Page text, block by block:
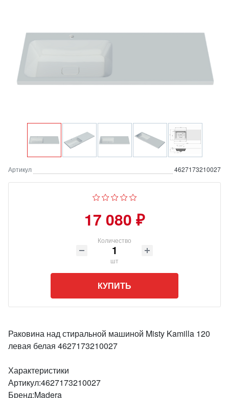
Артикул 4627173210027
17 080 ₽
Количество
шт
КУПИТЬ
Раковина над стиральной машиной Misty Kamilla 120
левая белая 4627173210027
Характеристики
Артикул:4627173210027
Бренд:Madera